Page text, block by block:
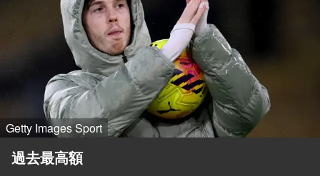
Getty Images Sport
過去最高額